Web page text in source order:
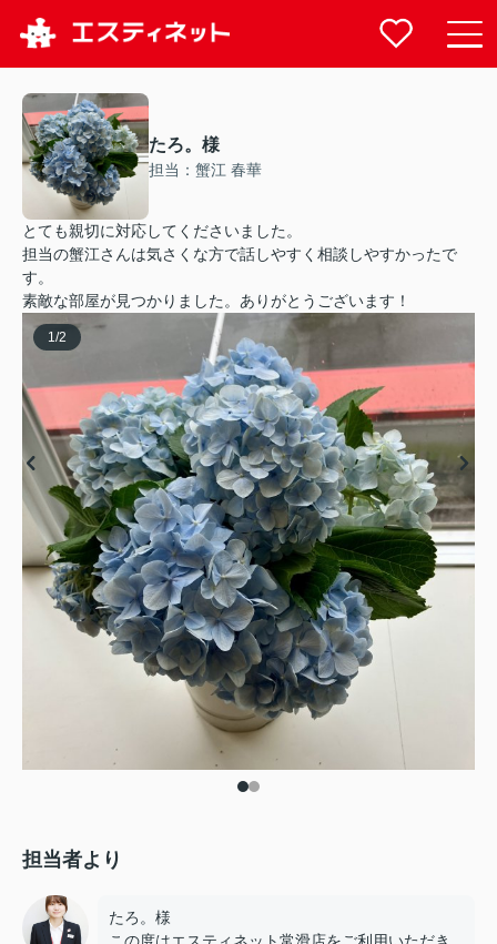
たろ。様
担当：蟹江 春華
とても親切に対応してくださいました。
担当の蟹江さんは気さくな方で話しやすく相談しやすかったで
す。
素敵な部屋が見つかりました。ありがとうございます！
1 /2
担当者より
たろ。様